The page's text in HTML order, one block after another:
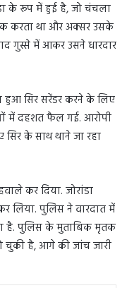
के रूप में हुई है, जो चंचला
करता था और अक्सर उसके
गुस्से में आकर उसने धारदार
हुआ सिर सरेंडर करने के लिए
में दहशत फैल गई. आरोपी
के साथ थाने जा रहा
कर दिया. जोरांडा
लिया. पुलिस ने वारदात में
है. पुलिस के मुताबिक मृतक
चुकी है, आगे की जांच जारी